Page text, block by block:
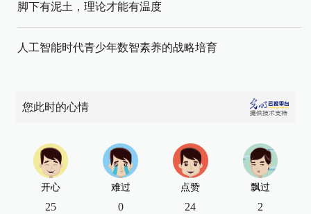
脚下有泥土，理论才能有温度
人工智能时代青少年数智素养的战略培育
您此时的心情
开心
25
难过
0
点赞
24
飘过
2